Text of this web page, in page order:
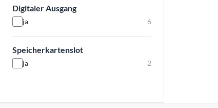
Digitaler Ausgang
ja 6
Speicherkartenslot
ja 2